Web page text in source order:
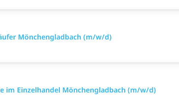
Mönchengladbach (m/w/d)
im Einzelhandel Mönchengladbach (m/w/d)